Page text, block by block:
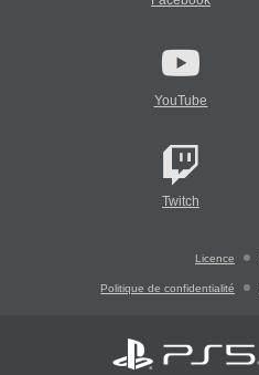
YouTube
Twitch
Licence
Politique de confidentialité